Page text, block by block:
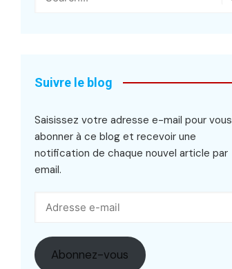
Suivre le blog
Saisissez votre adresse e-mail pour vous
abonner à ce blog et recevoir une
notification de chaque nouvel article par
email.
Abonnez-vous